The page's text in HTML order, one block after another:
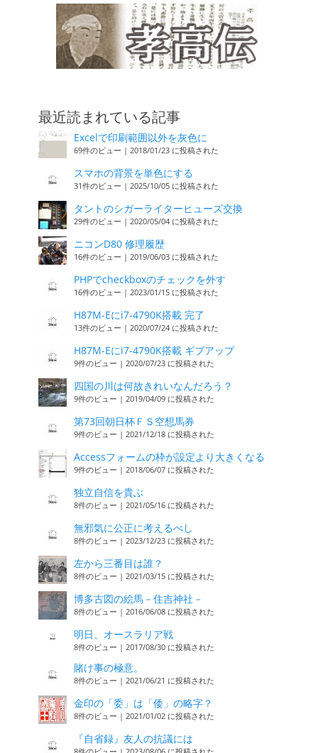
最近読まれている記事
Excelで印刷範囲以外を灰色に
69件のビュー | 2018/01/23 に投稿された
スマホの背景を単色にする
31件のビュー | 2025/10/05 に投稿された
タントのシガーライターヒューズ交換
29件のビュー | 2020/05/04 に投稿された
ニコンD80 修理履歴
16件のビュー | 2019/06/03 に投稿された
PHPでcheckboxのチェックを外す
16件のビュー | 2023/01/15 に投稿された
H87M-Eにi7-4790K搭載 完了
13件のビュー | 2020/07/24 に投稿された
H87M-Eにi7-4790K搭載 ギブアップ
9件のビュー | 2020/07/23 に投稿された
四国の川は何故きれいなんだろう？
9件のビュー | 2019/04/09 に投稿された
第73回朝日杯ＦＳ空想馬券
9件のビュー | 2021/12/18 に投稿された
Accessフォームの枠が設定より大きくなる
9件のビュー | 2018/06/07 に投稿された
独立自信を貴ぶ
8件のビュー | 2021/05/16 に投稿された
無邪気に公正に考えるべし
8件のビュー | 2023/12/23 に投稿された
左から三番目は誰？
8件のビュー | 2021/03/15 に投稿された
博多古図の絵馬－住吉神社－
8件のビュー | 2016/06/08 に投稿された
明日、オースラリア戦
8件のビュー | 2017/08/30 に投稿された
賭け事の極意。
8件のビュー | 2021/06/21 に投稿された
金印の「委」は「倭」の略字？
8件のビュー | 2021/01/02 に投稿された
『自省録』友人の抗議には